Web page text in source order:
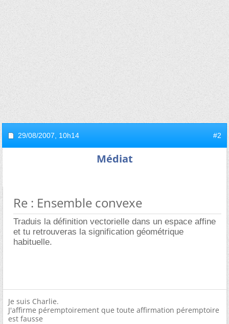
29/08/2007, 10h14 #2
Médiat
Re : Ensemble convexe
Traduis la définition vectorielle dans un espace affine
et tu retrouveras la signification géométrique
habituelle.
Je suis Charlie.
J'affirme péremptoirement que toute affirmation péremptoire
est fausse